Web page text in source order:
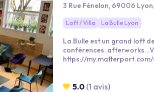
3 Rue Fénelon, 69006
Loft / Villa La Bulle Lyon
La Bulle est un grand loft
conférences,
https://my.matterport.com/show/
événement et faire le plein
5.0 (1 avis)